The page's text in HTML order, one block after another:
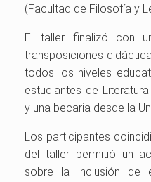
(Facultad de Filosofía y
El taller finalizó con
transposiciones
todos los niveles
estudiantes de
y una becaria desde la
Los participantes
del taller permitió un
sobre la inclusión de